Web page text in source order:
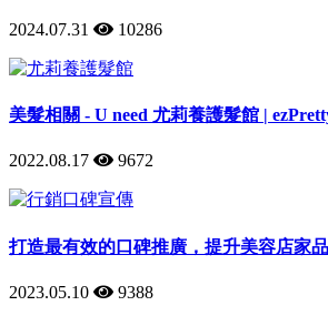
2024.07.31 10286
美髮相關 - U need 尤莉養護髮館 |
2022.08.17 9672
打造最有效的口碑推廣，提升美容店家
2023.05.10 9388